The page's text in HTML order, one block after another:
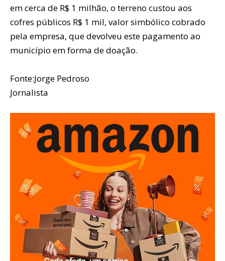
em cerca de R$ 1 milhão, o terreno custou aos
cofres públicos R$ 1 mil, valor simbólico cobrado
pela empresa, que devolveu este pagamento ao
município em forma de doação.
Fonte:Jorge Pedroso
Jornalista